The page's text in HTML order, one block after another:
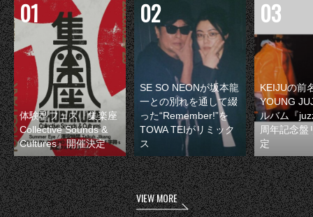
体験型フェス『集楽座
Collective Sounds &
Cultures』開催決定
SE SO NEONが坂本龍
一との別れを通して綴
った“Remember!”を
TOWA TEIがリミック
ス
KEIJUの前
YOUNG
ルバム『
周年記念盤
定
VIEW MORE